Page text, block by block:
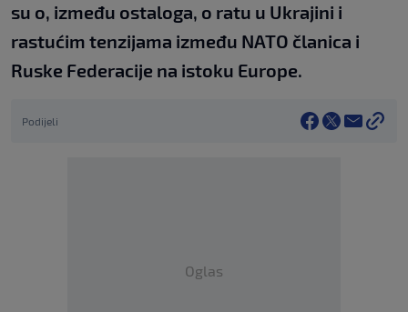
su o, između ostaloga, o ratu u Ukrajini i
rastućim tenzijama između NATO članica i
Ruske Federacije na istoku Europe.
Podijeli
Oglas